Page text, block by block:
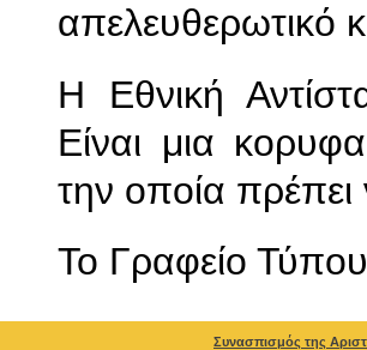
απελευθερωτικό
Η Εθνική
Είναι μια
την οποία πρέπει
To Γραφείο Τύπου
Συνασπισμός της